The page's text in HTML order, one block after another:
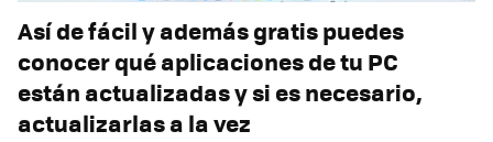
Así de fácil y además gratis puedes
conocer qué aplicaciones de tu PC
están actualizadas y si es necesario,
actualizarlas a la vez